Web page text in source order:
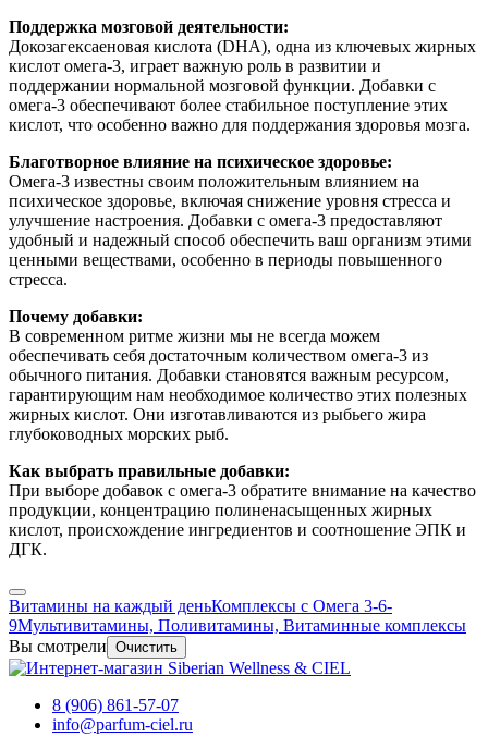
Поддержка мозговой деятельности:
Докозагексаеновая кислота (DHA), одна из ключевых жирных
кислот омега-3, играет важную роль в развитии и
поддержании нормальной мозговой функции. Добавки с
омега-3 обеспечивают более стабильное поступление этих
кислот, что особенно важно для поддержания здоровья мозга.
Благотворное влияние на психическое здоровье:
Омега-3 известны своим положительным влиянием на
психическое здоровье, включая снижение уровня стресса и
улучшение настроения. Добавки с омега-3 предоставляют
удобный и надежный способ обеспечить ваш организм этими
ценными веществами, особенно в периоды повышенного
стресса.
Почему добавки:
В современном ритме жизни мы не всегда можем
обеспечивать себя достаточным количеством омега-3 из
обычного питания. Добавки становятся важным ресурсом,
гарантирующим нам необходимое количество этих полезных
жирных кислот. Они изготавливаются из рыбьего жира
глубоководных морских рыб.
Как выбрать правильные добавки:
При выборе добавок с омега-3 обратите внимание на качество
продукции, концентрацию полиненасыщенных жирных
кислот, происхождение ингредиентов и соотношение ЭПК и
ДГК.
Витамины на каждый деньКомплексы с Омега 3-6-
9Мультивитамины, Поливитамины, Витаминные комплексы
Вы смотрели Очистить
8 (906) 861-57-07
info@parfum-ciel.ru